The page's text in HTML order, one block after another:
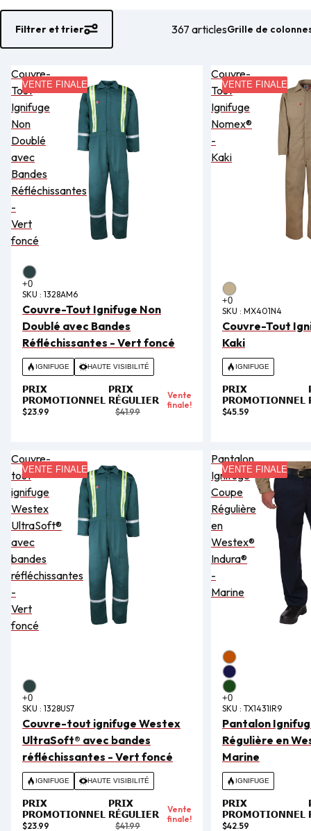
Filtrer et trier 367 articlesGrille de
Couvre-
Tout
Ignifuge
Non
Doublé
avec
Bandes
Réfléchissantes
-
Vert
foncé
VENTE FINALE
SKU : 1328AM6
Couvre-Tout Ignifuge Non
Doublé avec Bandes
Réfléchissantes - Vert foncé
IGNIFUGE HAUTE VISIBILITÉ
PRIX
PROMOTIONNEL
$23.99
PRIX
RÉGULIER
$41.99
Vente
finale!
Couvre-
Tout
Ignifuge
Nomex®
-
Kaki
VENTE FINALE
SKU : MX401N4
Couvre-Tout
Kaki
IGNIFUGE
PRIX
PROMOTIONNEL
$45.59
Couvre-
tout
ignifuge
Westex
UltraSoft®
avec
bandes
réfléchissantes
-
Vert
foncé
VENTE FINALE
SKU : 1328US7
Couvre-tout ignifuge Westex
UltraSoft® avec bandes
réfléchissantes - Vert foncé
IGNIFUGE HAUTE VISIBILITÉ
PRIX
PROMOTIONNEL
$23.99
PRIX
RÉGULIER
$41.99
Vente
finale!
Pantalon
Ignifuge
Coupe
Régulière
en
Westex®
Indura®
-
Marine
VENTE FINALE
SKU : TX1431IR9
Pantalon
Régulière en
Marine
IGNIFUGE
PRIX
PROMOTIONNEL
$42.59